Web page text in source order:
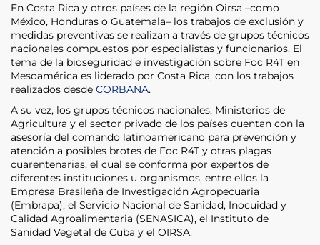
En Costa Rica y otros países de la región Oirsa –como
México, Honduras o Guatemala– los trabajos de exclusión y
medidas preventivas se realizan a través de grupos técnicos
nacionales compuestos por especialistas y funcionarios. El
tema de la bioseguridad e investigación sobre Foc R4T en
Mesoamérica es liderado por Costa Rica, con los trabajos
realizados desde CORBANA.
A su vez, los grupos técnicos nacionales, Ministerios de
Agricultura y el sector privado de los países cuentan con la
asesoría del comando latinoamericano para prevención y
atención a posibles brotes de Foc R4T y otras plagas
cuarentenarias, el cual se conforma por expertos de
diferentes instituciones u organismos, entre ellos la
Empresa Brasileña de Investigación Agropecuaria
(Embrapa), el Servicio Nacional de Sanidad, Inocuidad y
Calidad Agroalimentaria (SENASICA), el Instituto de
Sanidad Vegetal de Cuba y el OIRSA.